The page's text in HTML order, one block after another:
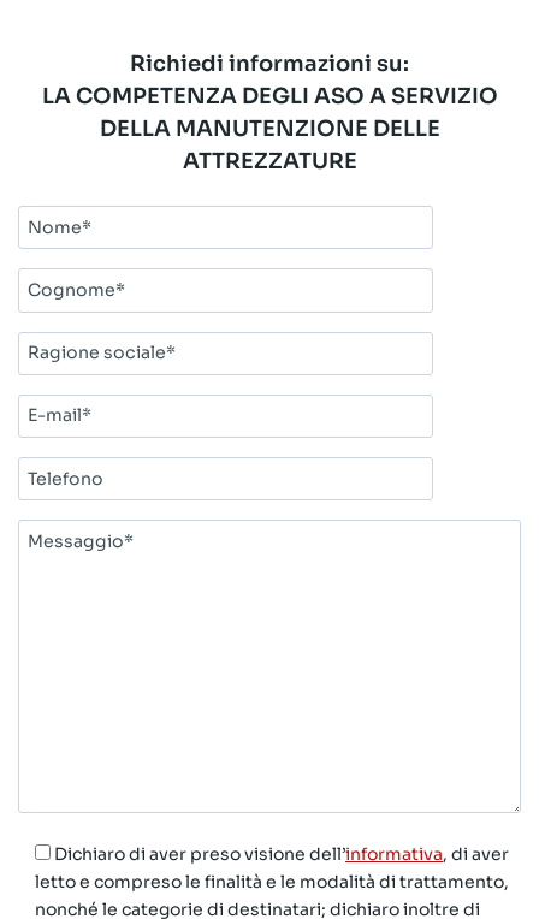
Richiedi informazioni su:
LA COMPETENZA DEGLI ASO A SERVIZIO
DELLA MANUTENZIONE DELLE
ATTREZZATURE
Nome*
Cognome*
Ragione
sociale*
E-
mail*
Telefono
Messaggio*
Dichiaro di aver preso visione dell’informativa, di aver
letto e compreso le finalità e le modalità di trattamento,
nonché le categorie di destinatari; dichiaro inoltre di